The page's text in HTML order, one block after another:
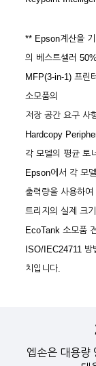
** Epson계산을
의 베스트셀러
MFP(3-in-1) 프린
소모품의
저장 공간 요구 사
Hardcopy
각 모델의 평균 토
Epson에서 각 모
출력량을 사용하
트리지의 실제 크
EcoTank 소모품
ISO/IEC24711 방
치입니다.
엡손은 대용량